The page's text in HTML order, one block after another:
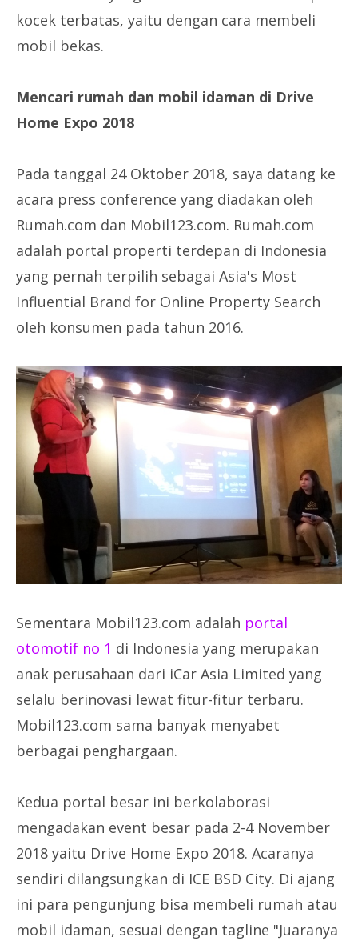
kocek terbatas, yaitu dengan cara membeli
mobil bekas.
Mencari rumah dan mobil idaman di Drive
Home Expo 2018
Pada tanggal 24 Oktober 2018, saya datang ke
acara press conference yang diadakan oleh
Rumah.com dan Mobil123.com. Rumah.com
adalah portal properti terdepan di Indonesia
yang pernah terpilih sebagai Asia's Most
Influential Brand for Online Property Search
oleh konsumen pada tahun 2016.
Sementara Mobil123.com adalah portal
otomotif no 1 di Indonesia yang merupakan
anak perusahaan dari iCar Asia Limited yang
selalu berinovasi lewat fitur-fitur terbaru.
Mobil123.com sama banyak menyabet
berbagai penghargaan.
Kedua portal besar ini berkolaborasi
mengadakan event besar pada 2-4 November
2018 yaitu Drive Home Expo 2018. Acaranya
sendiri dilangsungkan di ICE BSD City. Di ajang
ini para pengunjung bisa membeli rumah atau
mobil idaman, sesuai dengan tagline "Juaranya